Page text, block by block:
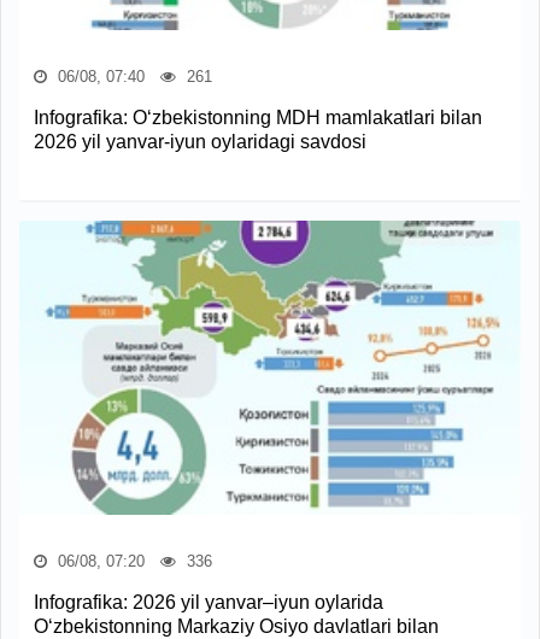
06/08, 07:40 261
Infografika: O‘zbekistonning MDH mamlakatlari bilan
2026 yil yanvar-iyun oylaridagi savdosi
06/08, 07:20 336
Infografika: 2026 yil yanvar–iyun oylarida
O‘zbekistonning Markaziy Osiyo davlatlari bilan